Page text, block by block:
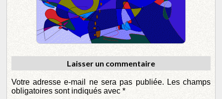
Laisser un commentaire
Votre adresse e-mail ne sera pas publiée. Les champs
obligatoires sont indiqués avec *